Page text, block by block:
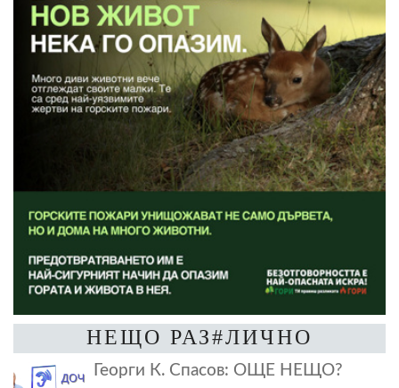
НЕЩО РАЗ#ЛИЧНО
Георги К. Спасов: ОЩЕ НЕЩО?